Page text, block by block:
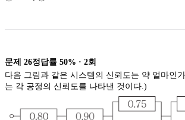
문제 26정답률 50% · 2회
다음 그림과 같은 시스템의 신뢰도는 약 얼마인
는 각 공정의 신뢰도를 나타낸 것이다.)